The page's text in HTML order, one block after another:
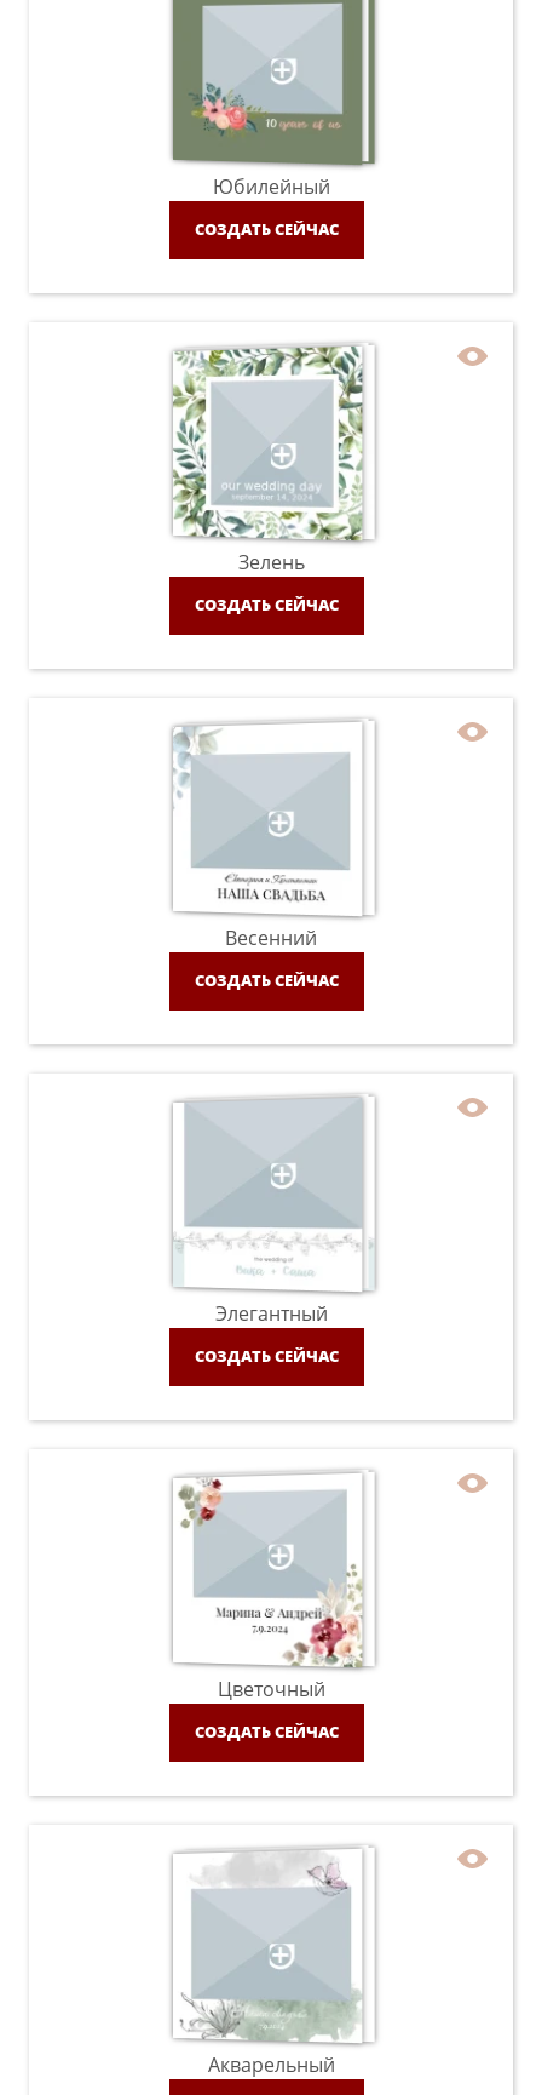
Юбилейный
СОЗДАТЬ СЕЙЧАС
Зелень
СОЗДАТЬ СЕЙЧАС
Весенний
СОЗДАТЬ СЕЙЧАС
Элегантный
СОЗДАТЬ СЕЙЧАС
Цветочный
СОЗДАТЬ СЕЙЧАС
Акварельный